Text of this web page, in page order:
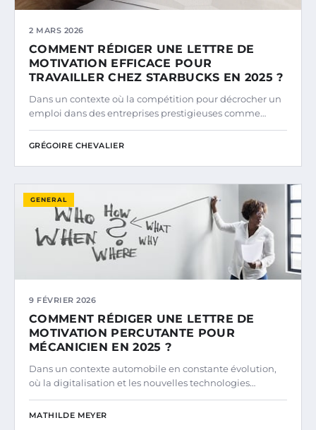
2 MARS 2026
COMMENT RÉDIGER UNE LETTRE DE
MOTIVATION EFFICACE POUR
TRAVAILLER CHEZ STARBUCKS EN 2025 ?
Dans un contexte où la compétition pour décrocher un
emploi dans des entreprises prestigieuses comme…
GRÉGOIRE CHEVALIER
GENERAL
9 FÉVRIER 2026
COMMENT RÉDIGER UNE LETTRE DE
MOTIVATION PERCUTANTE POUR
MÉCANICIEN EN 2025 ?
Dans un contexte automobile en constante évolution,
où la digitalisation et les nouvelles technologies…
MATHILDE MEYER